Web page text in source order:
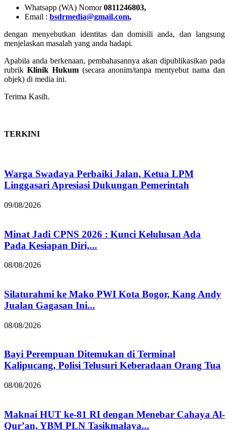
Whatsapp (WA) Nomor0811246803,
Email : bsdrmedia@gmail.com,
dengan menyebutkan identitas dan domisili anda, dan langsung
menjelaskan masalah yang anda hadapi.
Apabila anda berkenaan, pembahasannya akan dipublikasikan pada
rubrik Klinik Hukum(secara anonim/tanpa mentyebut nama dan
objek) di media ini.
Terima Kasih.
TERKINI
Warga Swadaya Perbaiki Jalan, Ketua LPM
Linggasari Apresiasi Dukungan Pemerintah
09/08/2026
Minat Jadi CPNS 2026 : Kunci Kelulusan Ada
Pada Kesiapan Diri,...
08/08/2026
Silaturahmi ke Mako PWI Kota Bogor, Kang Andy
Jualan Gagasan Ini...
08/08/2026
Bayi Perempuan Ditemukan di Terminal
Kalipucang, Polisi Telusuri Keberadaan Orang Tua
08/08/2026
Maknai HUT ke-81 RI dengan Menebar Cahaya Al-
Qur’an, YBM PLN Tasikmalaya...